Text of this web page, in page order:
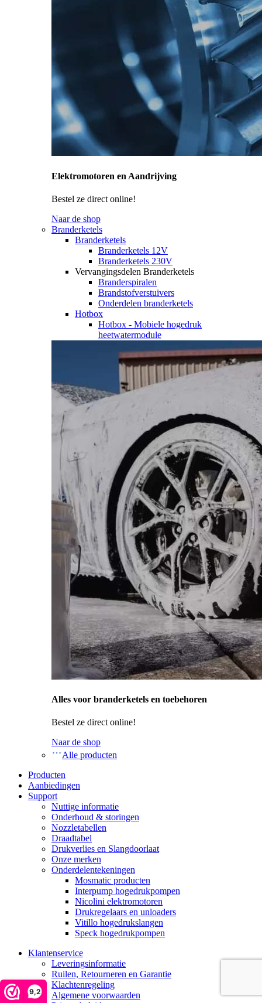
9,2
Elektromotoren en Aandrijving
Bestel ze direct online!
Naar de shop
Branderketels
Branderketels
Branderketels 12V
Branderketels 230V
Vervangingsdelen Branderketels
Branderspiralen
Brandstofverstuivers
Onderdelen branderketels
Hotbox
Hotbox - Mobiele hogedruk
heetwatermodule
Alles voor branderketels en toebehoren
Bestel ze direct online!
Naar de shop
Alle producten
Producten
Aanbiedingen
Support
Nuttige informatie
Onderhoud & storingen
Nozzletabellen
Draadtabel
Drukverlies en Slangdoorlaat
Onze merken
Onderdelentekeningen
Mosmatic producten
Interpump hogedrukpompen
Nicolini elektromotoren
Drukregelaars en unloaders
Vitillo hogedrukslangen
Speck hogedrukpompen
Klantenservice
Leveringsinformatie
Ruilen, Retourneren en Garantie
Klachtenregeling
Algemene voorwaarden